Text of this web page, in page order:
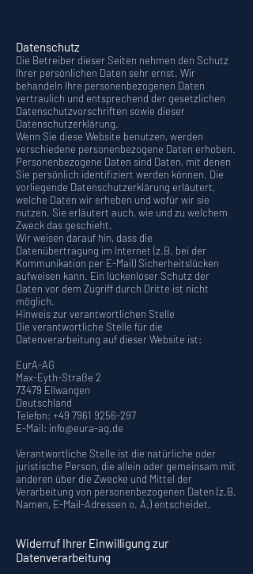
Datenschutz
Die Betreiber dieser Seiten nehmen den Schutz
Ihrer persönlichen Daten sehr ernst. Wir
behandeln Ihre personenbezogenen Daten
vertraulich und entsprechend der gesetzlichen
Datenschutzvorschriften sowie dieser
Datenschutzerklärung.
Wenn Sie diese Website benutzen, werden
verschiedene personenbezogene Daten erhoben.
Personenbezogene Daten sind Daten, mit denen
Sie persönlich identifiziert werden können. Die
vorliegende Datenschutzerklärung erläutert,
welche Daten wir erheben und wofür wir sie
nutzen. Sie erläutert auch, wie und zu welchem
Zweck das geschieht.
Wir weisen darauf hin, dass die
Datenübertragung im Internet (z.B. bei der
Kommunikation per E-Mail) Sicherheitslücken
aufweisen kann. Ein lückenloser Schutz der
Daten vor dem Zugriff durch Dritte ist nicht
möglich.
Hinweis zur verantwortlichen Stelle
Die verantwortliche Stelle für die
Datenverarbeitung auf dieser Website ist:
EurA-AG
Max-Eyth-Straße 2
73479 Ellwangen
Deutschland
Telefon: +49 7961 9256-297
E-Mail: info@eura-ag.de
Verantwortliche Stelle ist die natürliche oder
juristische Person, die allein oder gemeinsam mit
anderen über die Zwecke und Mittel der
Verarbeitung von personenbezogenen Daten (z.B.
Namen, E-Mail-Adressen o. Ä.) entscheidet.
Widerruf Ihrer Einwilligung zur
Datenverarbeitung